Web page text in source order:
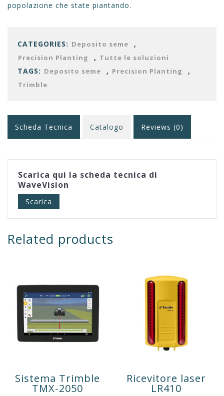
popolazione che state piantando.
CATEGORIES: Deposito seme ,
Precision Planting , Tutte le soluzioni
TAGS: Deposito seme , Precision Planting ,
Trimble
Reviews (0)
Scheda Tecnica Catalogo
Scarica qui la scheda tecnica di
WaveVision
Scarica
Related products
Sistema Trimble
TMX-2050
Ricevitore laser
LR410